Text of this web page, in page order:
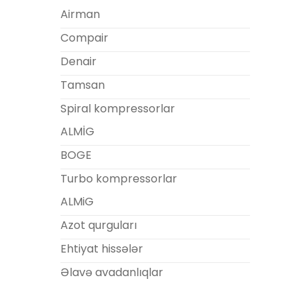
Airman
Compair
Denair
Tamsan
Spiral kompressorlar
ALMİG
BOGE
Turbo kompressorlar
ALMiG
Azot qurguları
Ehtiyat hissələr
Əlavə avadanlıqlar